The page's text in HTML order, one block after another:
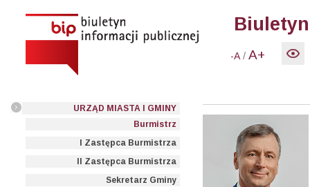
-A /A+
URZĄD MIASTA I GMINY
Burmistrz
I Zastępca Burmistrza
II Zastępca Burmistrza
Sekretarz Gminy